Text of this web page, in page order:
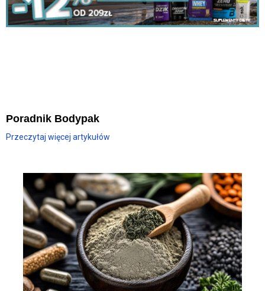
Poradnik Bodypak
Przeczytaj więcej artykułów